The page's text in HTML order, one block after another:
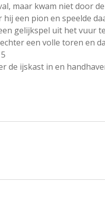
maar kwam niet door
een pion en speelde
gelijkspel uit het vuur
een volle toren en
de ijskast in en